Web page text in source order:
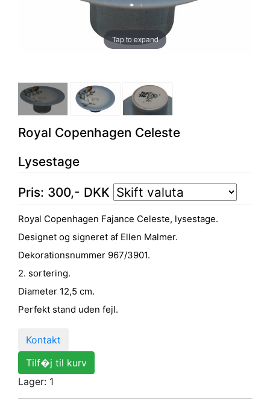
Tap to expand
Royal Copenhagen Celeste
Lysestage
Pris: 300,- DKK
Royal Copenhagen Fajance Celeste, lysestage.
Designet og signeret af Ellen Malmer.
Dekorationsnummer 967/3901.
2. sortering.
Diameter 12,5 cm.
Perfekt stand uden fejl.
Kontakt
Tilf�j til kurv
Lager: 1